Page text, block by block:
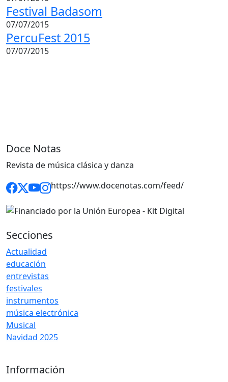
Festival Badasom
07/07/2015
PercuFest 2015
07/07/2015
Doce Notas
Revista de música clásica y danza
https://www.docenotas.com/feed/
Secciones
Actualidad
educación
entrevistas
festivales
instrumentos
música electrónica
Musical
Navidad 2025
Información